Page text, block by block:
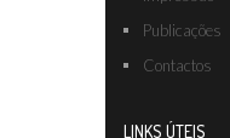
Publicações
Contactos
LINKS ÚTEIS